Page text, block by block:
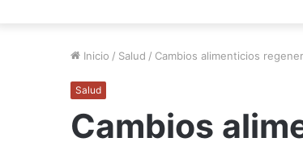
Inicio / Salud / Cambios alimenticios
Salud
Cambios